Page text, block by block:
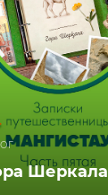
Шеркала